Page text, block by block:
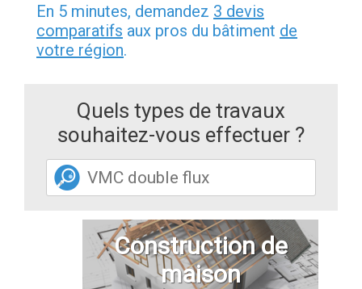
En 5 minutes, demandez 3 devis
comparatifs aux pros du bâtiment de
votre région.
Quels types de travaux
souhaitez-vous effectuer ?
Construction de
maison